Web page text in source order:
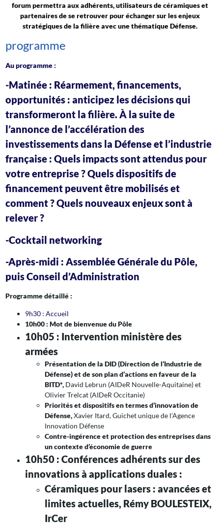
forum permettra aux adhérents, utilisateurs de céramiques et
partenaires de se retrouver pour échanger sur les enjeux
stratégiques de la filière avec une thématique Défense.
programme
Au programme :
-Matinée : Réarmement, financements,
opportunités : anticipez les décisions qui
transformeront la filière. À la suite de
l’annonce de l’accélération des
investissements dans la Défense et l’industrie
française : Quels impacts sont attendus pour
votre entreprise ? Quels dispositifs de
financement peuvent être mobilisés et
comment ? Quels nouveaux enjeux sont à
relever ?
-Cocktail networking
-Après-midi : Assemblée Générale du Pôle,
puis Conseil d’Administration
Programme détaillé :
9h30 : Accueil
10h00 : Mot de bienvenue du Pôle
10h05 : Intervention ministère des
armées
Présentation de la DID (Direction de l’Industrie de
Défense) et de son plan d’actions en faveur de la
BITD*, David Lebrun (AIDeR Nouvelle-Aquitaine) et
Olivier Trelcat (AIDeR Occitanie)
Priorités et dispositifs en termes d’innovation de
Défense,Xavier Itard, Guichet unique de l’Agence
Innovation Défense
Contre-ingérence et protection des entreprises dans
un contexte d’économie de guerre
10h50 : Conférences adhérents sur des
innovations à applications duales :
Céramiques pour lasers : avancées et
limites actuelles, Rémy BOULESTEIX,
IrCer